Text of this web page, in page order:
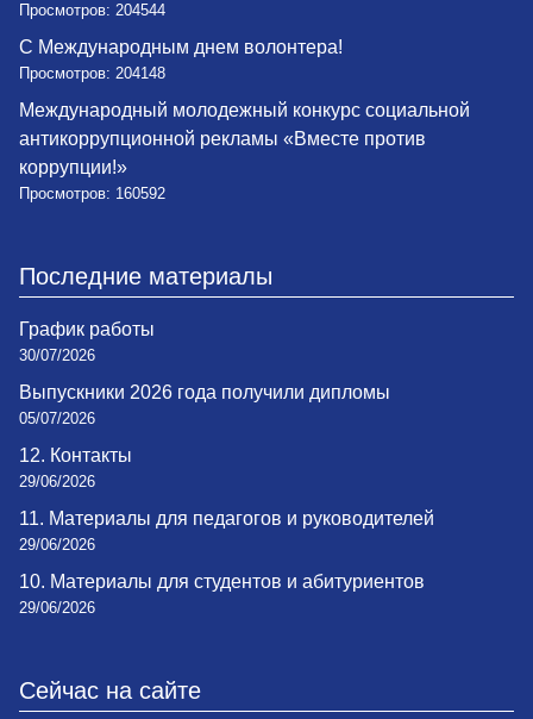
Просмотров: 204544
С Международным днем волонтера!
Просмотров: 204148
Международный молодежный конкурс социальной
антикоррупционной рекламы «Вместе против
коррупции!»
Просмотров: 160592
Последние материалы
График работы
30/07/2026
Выпускники 2026 года получили дипломы
05/07/2026
12. Контакты
29/06/2026
11. Материалы для педагогов и руководителей
29/06/2026
10. Материалы для студентов и абитуриентов
29/06/2026
Сейчас на сайте